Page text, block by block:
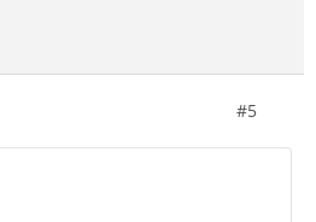
#5